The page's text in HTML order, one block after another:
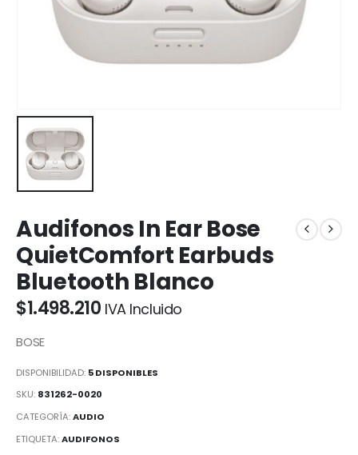
Audifonos In Ear Bose
QuietComfort Earbuds
Bluetooth Blanco
$1.498.210 IVA Incluido
BOSE
DISPONIBILIDAD: 5 DISPONIBLES
SKU: 831262-0020
CATEGORÍA:AUDIO
ETIQUETA:AUDIFONOS